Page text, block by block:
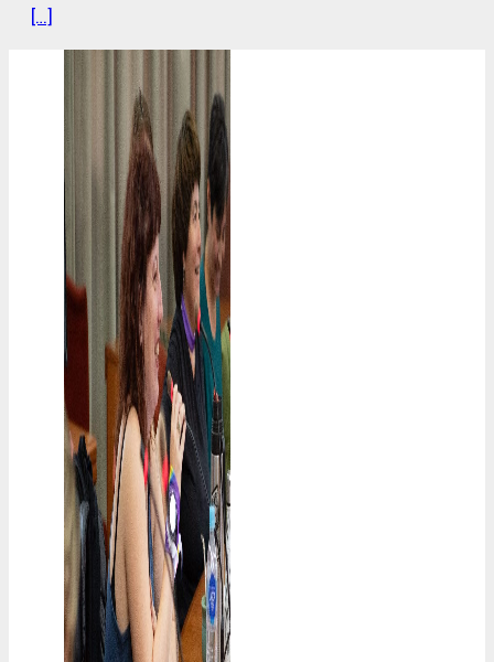
[…]